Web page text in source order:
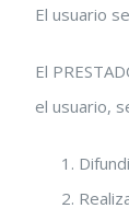
El usuario
El
el usuario,